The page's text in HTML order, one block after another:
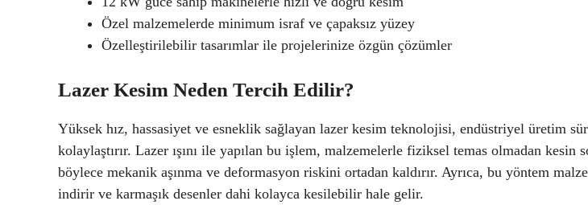
Özel malzemelerde minimum israf ve çapaksız yüzey
Özelleştirilebilir tasarımlar ile projelerinize özgün çözümler
Lazer Kesim Neden Tercih Edilir?
Yüksek hız, hassasiyet ve esneklik sağlayan lazer kesim teknolojisi, endüstriyel üretim
kolaylaştırır. Lazer ışını ile yapılan bu işlem, malzemelerle fiziksel temas olmadan kesin
böylece mekanik aşınma ve deformasyon riskini ortadan kaldırır. Ayrıca, bu yöntem
indirir ve karmaşık desenler dahi kolayca kesilebilir hale gelir.